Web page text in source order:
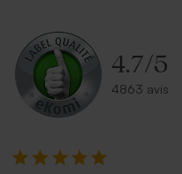
4.7/5
4863 avis